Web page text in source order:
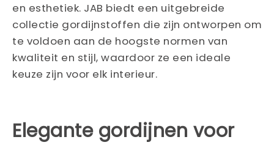
en esthetiek. JAB biedt een uitgebreide
collectie gordijnstoffen die zijn ontworpen om
te voldoen aan de hoogste normen van
kwaliteit en stijl, waardoor ze een ideale
keuze zijn voor elk interieur.
Elegante gordijnen voor